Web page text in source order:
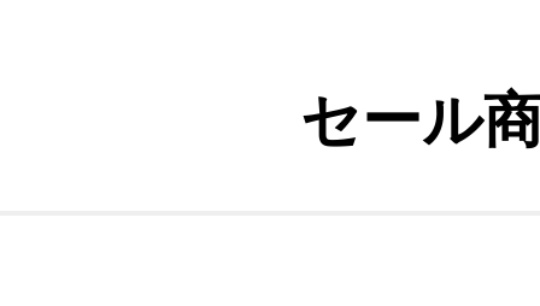
セール